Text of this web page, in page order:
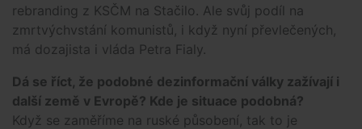
rebranding z KSČM na Stačilo. Ale svůj podíl na
zmrtvýchvstání komunistů, i když nyní převlečených,
má dozajista i vláda Petra Fialy.
Dá se říct, že podobné dezinformační války zažívají i
další země v Evropě? Kde je situace podobná?
Když se zaměříme na ruské působení, tak to je